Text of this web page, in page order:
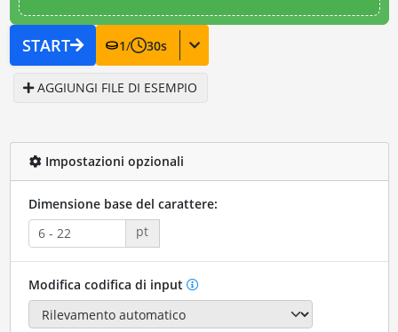
START 1/ 30s
AGGIUNGI FILE DI ESEMPIO
Impostazioni opzionali
Dimensione base del carattere:
pt
Modifica codifica di input